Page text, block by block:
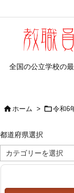
全国の公立学校の
ホーム > 令和6
都道府県選択
道
府
選